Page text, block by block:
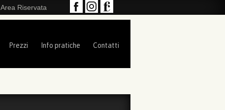
Area Riservata
Prezzi Info pratiche Contatti